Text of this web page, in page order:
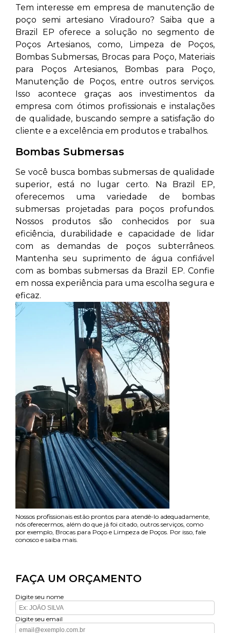
Tem interesse em empresa de manutenção de
poço semi artesiano Viradouro? Saiba que a
Brazil EP oferece a solução no segmento de
Poços Artesianos, como, Limpeza de Poços,
Bombas Submersas, Brocas para Poço, Materiais
para Poços Artesianos, Bombas para Poço,
Manutenção de Poços, entre outros serviços.
Isso acontece graças aos investimentos da
empresa com ótimos profissionais e instalações
de qualidade, buscando sempre a satisfação do
cliente e a excelência em produtos e trabalhos.
Bombas Submersas
Se você busca bombas submersas de qualidade
superior, está no lugar certo. Na Brazil EP,
oferecemos uma variedade de bombas
submersas projetadas para poços profundos.
Nossos produtos são conhecidos por sua
eficiência, durabilidade e capacidade de lidar
com as demandas de poços subterrâneos.
Mantenha seu suprimento de água confiável
com as bombas submersas da Brazil EP. Confie
em nossa experiência para uma escolha segura e
eficaz.
Nossos profissionais estão prontos para atendê-lo adequadamente,
nós oferecermos, além do que já foi citado, outros serviços, como
por exemplo, Brocas para Poço e Limpeza de Poços. Por isso, fale
conosco e saiba mais.
FAÇA UM ORÇAMENTO
Digite seu nome
Digite seu email